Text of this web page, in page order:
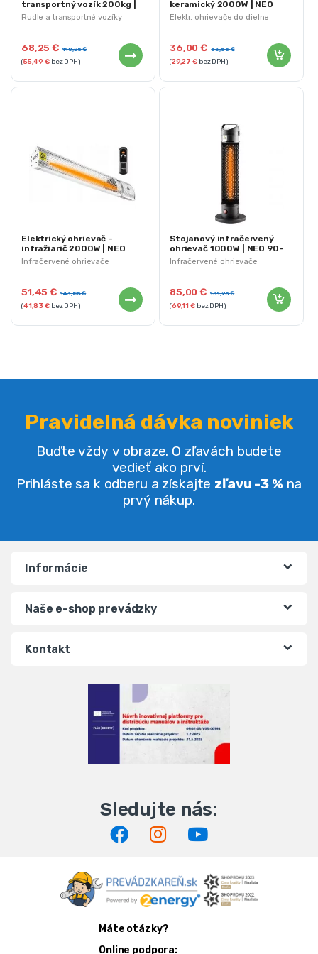
Rudle a transportné vozíky
transportný vozík 200kg |
84-401 NEO Tools
68,25€ 110,25€
(55,49€bez DPH)
Elektr. ohrievače do dielne
keramický 2000W | NEO
90-060
36,00€ 53,55€
(29,27€bez DPH)
Infračervené ohrievače
Elektrický ohrievač –
infražiarič 2000W | NEO
90-030
51,45€ 143,85€
(41,83€bez DPH)
Infračervené ohrievače
Stojanový infračervený
ohrievač 1000W | NEO 90-
035
85,00€ 131,25€
(69,11€bez DPH)
Pravidelná dávka noviniek
Buďte vždy v obraze. O zľavách budete
vedieť ako prví.
Prihláste sa k odberu a získajte zľavu -3 % na
prvý nákup.
Informácie
Naše e-shop prevádzky
Kontakt
Máte otázky?
Online podpora: